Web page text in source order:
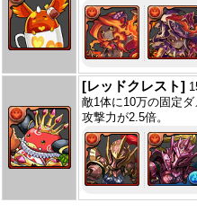
[レッドクレスト]
敵1体に10万の固定
攻撃力が2.5倍。